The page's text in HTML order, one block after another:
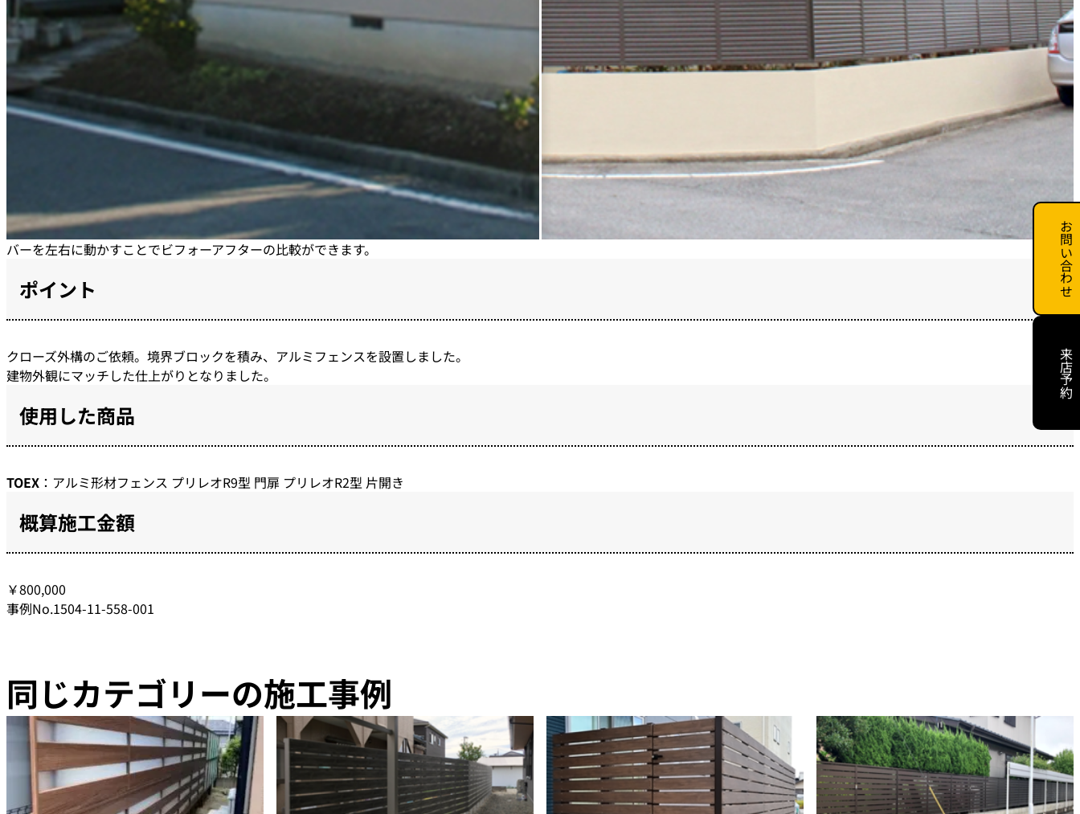
バーを左右に動かすことでビフォーアフターの比較ができます。
ポイント
クローズ外構のご依頼。境界ブロックを積み、アルミフェンスを設置しました。
建物外観にマッチした仕上がりとなりました。
使用した商品
TOEX ：アルミ形材フェンス プリレオR9型 門扉 プリレオR2型 片開き
概算施工金額
￥800,000
事例No.1504-11-558-001
同じカテゴリーの施工事例
お問い合わせ
来店予約